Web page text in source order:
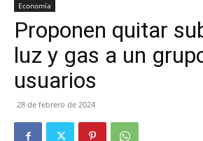
Economía
Proponen quitar
luz y gas a un
usuarios
28 de febrero de 2024